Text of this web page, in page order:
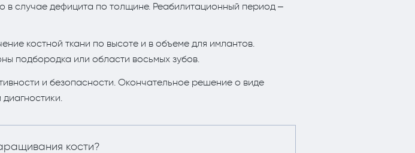
в случае дефицита по толщине. Реабилитационный период –
костной ткани по высоте и в объеме для имлантов.
подбородка или области восьмых зубов.
и безопасности. Окончательное решение о виде
кости?